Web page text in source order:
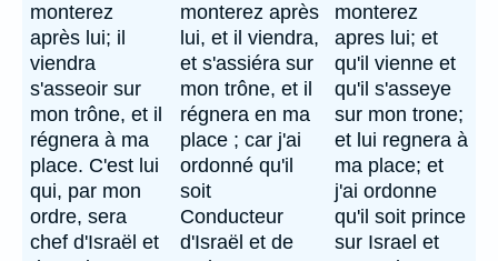
monterez
après lui; il
viendra
s'asseoir sur
mon trône, et il
régnera à ma
place. C'est lui
qui, par mon
ordre, sera
chef d'Israël et
monterez après
lui, et il viendra,
et s'assiéra sur
mon trône, et il
régnera en ma
place ; car j'ai
ordonné qu'il
soit
Conducteur
d'Israël et de
monterez
apres lui; et
qu'il vienne et
qu'il s'asseye
sur mon trone;
et lui regnera à
ma place; et
j'ai ordonne
qu'il soit prince
sur Israel et